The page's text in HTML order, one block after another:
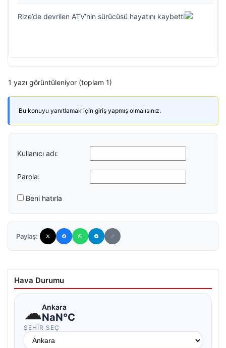
Rize’de devrilen ATV’nin sürücüsü hayatını kaybetti
1 yazı görüntüleniyor (toplam 1)
Bu konuyu yanıtlamak için giriş yapmış olmalısınız.
Kullanıcı adı:
Parola:
Beni hatırla
Paylaş:
Hava Durumu
☁Ankara
NaN°C
ŞEHIR SEÇ